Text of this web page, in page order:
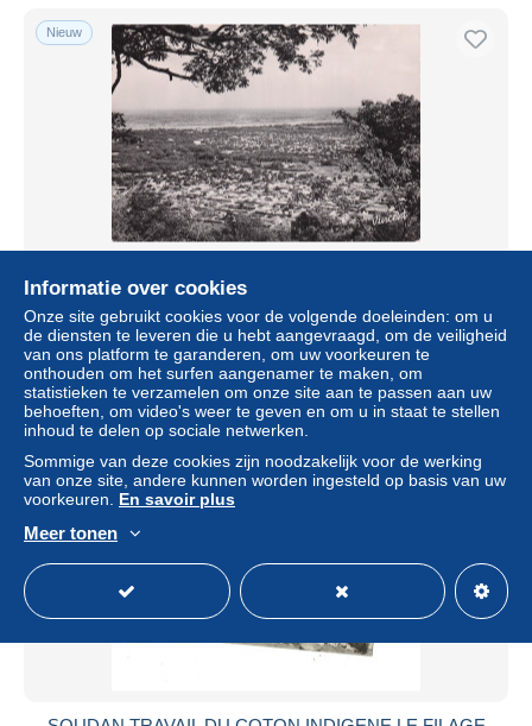
Nieuw
SOUDAN BAMAKO VUE GENERALE AU FOND LE
NIGER
± US$ 6,80
Statuut Professioneel handelaar
Nieuw
Informatie over cookies
Onze site gebruikt cookies voor de volgende doeleinden: om u
de diensten te leveren die u hebt aangevraagd, om de veiligheid
van ons platform te garanderen, om uw voorkeuren te
onthouden om het surfen aangenamer te maken, om
statistieken te verzamelen om onze site aan te passen aan uw
behoeften, om video's weer te geven en om u in staat te stellen
inhoud te delen op sociale netwerken.
Sommige van deze cookies zijn noodzakelijk voor de werking
van onze site, andere kunnen worden ingesteld op basis van uw
voorkeuren. En savoir plus
Meer tonen